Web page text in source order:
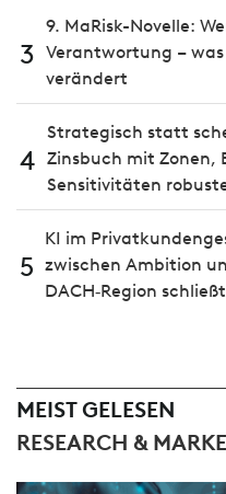
3
9. MaRisk-Novelle:
Verantwortung –
verändert
4
Strategisch statt
Zinsbuch mit Zonen,
Sensitivitäten
5
KI im
zwischen Ambition
DACH‑Region schließt
MEIST GELESEN
RESEARCH &